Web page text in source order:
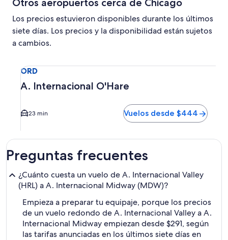
Otros aeropuertos cerca de Chicago
Los precios estuvieron disponibles durante los últimos
siete días. Los precios y la disponibilidad están sujetos
a cambios.
ORD
A. Internacional O'Hare
23 min Vuelos desde $444
Preguntas frecuentes
¿Cuánto cuesta un vuelo de A. Internacional Valley
(HRL) a A. Internacional Midway (MDW)?
Empieza a preparar tu equipaje, porque los precios
de un vuelo redondo de A. Internacional Valley a A.
Internacional Midway empiezan desde $291, según
las tarifas anunciadas en los últimos siete días en